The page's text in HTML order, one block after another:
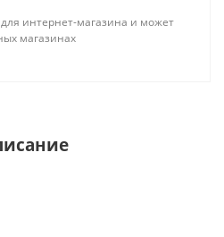
интернет-магазина и может
магазинах